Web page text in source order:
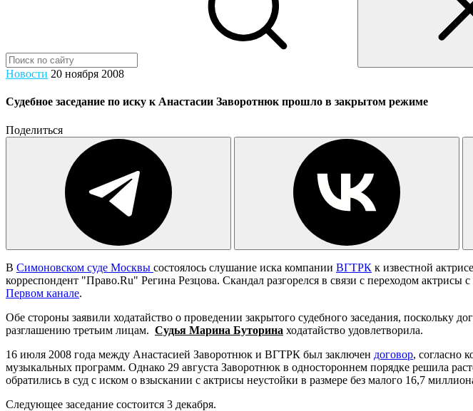
Новости 20 ноября 2008
Судебное заседание по иску к Анастасии Заворотнюк прошло в закрытом режиме
Поделиться
В Симоновском суде Москвы состоялось слушание иска компании ВГТРК к известной
корреспондент "Право.Ru" Регина Резцова. Скандал разгорелся в связи с переходом актрисы
Первом канале.
Обе стороны заявили ходатайство о проведении закрытого судебного заседания,
разглашению третьим лицам. Судья Марина Буторина ходатайство удовлетворила.
16 июля 2008 года между Анастасией Заворотнюк и ВГТРК был заключен договор, согласно
музыкальных программ. Однако 29 августа Заворотнюк в одностороннем порядке решила
обратились в суд с иском о взыскании с актрисы неустойки в размере без малого 16,7
Следующее заседание состоится 3 декабря.